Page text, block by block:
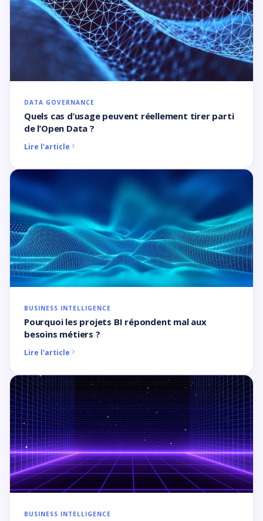
DATA GOVERNANCE
Quels cas d’usage peuvent réellement tirer parti
de l’Open Data ?
Lire l'article
BUSINESS INTELLIGENCE
Pourquoi les projets BI répondent mal aux
besoins métiers ?
Lire l'article
BUSINESS INTELLIGENCE